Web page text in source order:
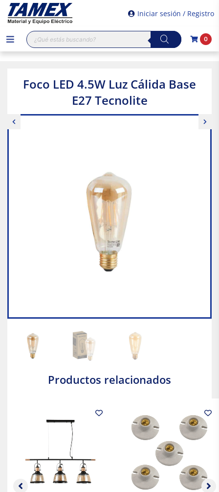
Iniciar sesión / Registro
Búsqueda
de
productos
0
Foco LED 4.5W Luz Cálida Base
E27 Tecnolite
Productos relacionados